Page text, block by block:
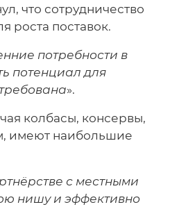
что сотрудничество
роста поставок.
потребности в
потенциал для
».
колбасы, консервы,
имеют наибольшие
с местными
нишу и эффективно